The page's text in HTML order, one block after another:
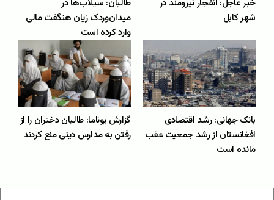
خبر عاجل: انفجار نیرومند در
شهر کابل
طالبان: سیلاب‌ها در
میدان‌وردک زیان هنگفت مالی
وارد کرده است
بانک جهانی: رشد اقتصادی
افغانستان از رشد جمعیت عقب
مانده است
گزارش یوناما: طالبان دختران را از
رفتن به مدارس دینی منع کردند